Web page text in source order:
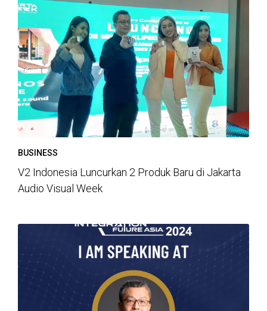
BUSINESS
V2 Indonesia Luncurkan 2 Produk Baru di Jakarta
Audio Visual Week